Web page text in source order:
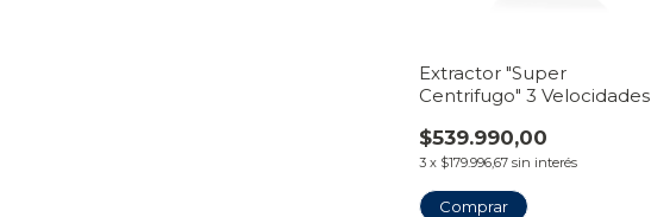
Extractor "Super
Centrifugo" 3 Velocidades
$539.990,00
3 x $179.996,67 sin interés
Comprar